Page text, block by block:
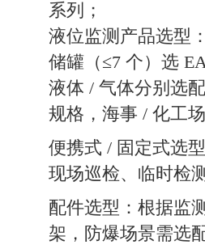
系列；
液位监测产品选型
储罐（≤7 个）选
液体 / 气体分别选
规格，海事 / 化工
便携式 / 固定式选
现场巡检、临时检
配件选型：根据监
架，防爆场景需选